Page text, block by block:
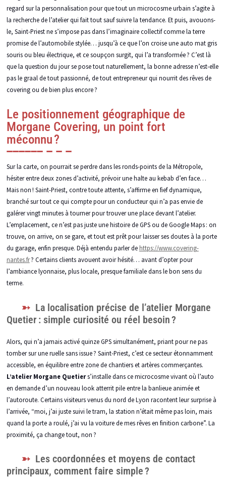
regard sur la personnalisation pour que tout un microcosme urbain s’agite à
la recherche de l’atelier qui fait tout sauf suivre la tendance. Et puis, avouons-
le, Saint-Priest ne s’impose pas dans l’imaginaire collectif comme la terre
promise de l’automobile stylée… jusqu’à ce que l’on croise une auto mat gris
souris ou bleu électrique, et ce soupçon surgit, qui l’a transformée ? C’est là
que la question du jour se pose tout naturellement, la bonne adresse n’est-elle
pas le graal de tout passionné, de tout entrepreneur qui nourrit des rêves de
covering ou de bien plus encore ?
Le positionnement géographique de
Morgane Covering, un point fort
méconnu ?
Sur la carte, on pourrait se perdre dans les ronds-points de la Métropole,
hésiter entre deux zones d’activité, prévoir une halte au kebab d’en face…
Mais non ! Saint-Priest, contre toute attente, s’affirme en fief dynamique,
branché sur tout ce qui compte pour un conducteur qui n’a pas envie de
galérer vingt minutes à tourner pour trouver une place devant l’atelier.
L’emplacement, ce n’est pas juste une histoire de GPS ou de Google Maps : on
trouve, on arrive, on se gare, et tout est prêt pour laisser ses doutes à la porte
du garage, enfin presque. Déjà entendu parler de https://www.covering-
nantes.fr? Certains clients avouent avoir hésité… avant d’opter pour
l’ambiance lyonnaise, plus locale, presque familiale dans le bon sens du
terme.
La localisation précise de l’atelier Morgane
Quetier : simple curiosité ou réel besoin ?
Alors, qui n’a jamais activé quinze GPS simultanément, priant pour ne pas
tomber sur une ruelle sans issue ? Saint-Priest, c’est ce secteur étonnamment
accessible, en équilibre entre zone de chantiers et artères commerçantes.
L’atelier Morgane Quetiers’installe dans ce microcosme vivant où l’auto
en demande d’un nouveau look atterrit pile entre la banlieue animée et
l’autoroute. Certains visiteurs venus du nord de Lyon racontent leur surprise à
l’arrivée, “moi, j’ai juste suivi le tram, la station n’était même pas loin, mais
quand la porte a roulé, j’ai vu la voiture de mes rêves en finition carbone”. La
proximité, ça change tout, non ?
Les coordonnées et moyens de contact
principaux, comment faire simple ?